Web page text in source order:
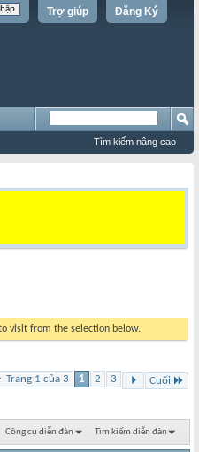
Đăng Ký
Trợ giúp
Tìm kiếm nâng cao
visit from the selection below.
Trang 1 của 3 1 2 3 Cuối
Công cụ diễn đàn Tìm kiếm diễn đàn